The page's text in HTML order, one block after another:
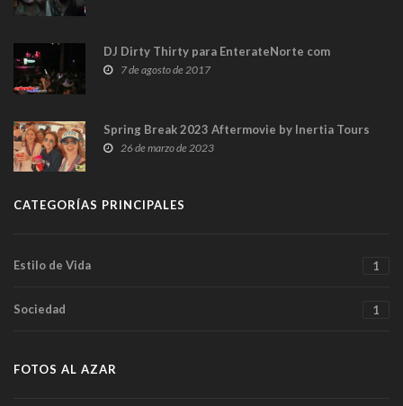
DJ Dirty Thirty para EnterateNorte com
7 de agosto de 2017
Spring Break 2023 Aftermovie by Inertia Tours
26 de marzo de 2023
CATEGORÍAS PRINCIPALES
Estilo de Vida 1
Sociedad 1
FOTOS AL AZAR